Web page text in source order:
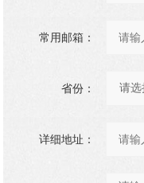
常用邮箱：
省份：
详细地址：